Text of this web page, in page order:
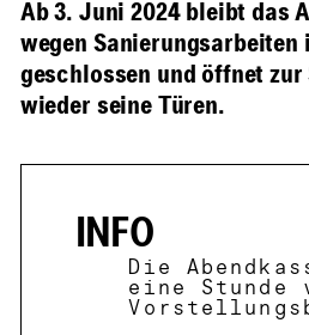
Ab 3. Juni 2024 bleibt das
wegen Sanierungsarbeiten
geschlossen und öffnet zur
wieder seine Türen.
INFO
Die
eine Stunde